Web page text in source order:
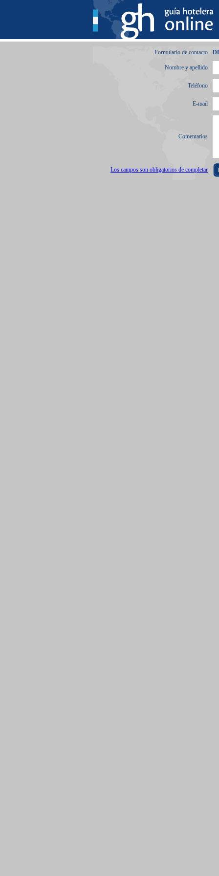
Formulario de contacto
Nombre y apellido
Teléfono
E-mail
Comentarios
Los campos son obligatorios de completar